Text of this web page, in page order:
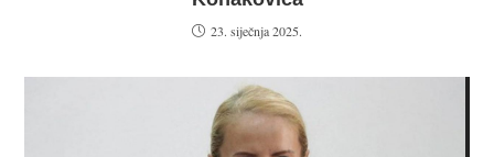
23. siječnja 2025.